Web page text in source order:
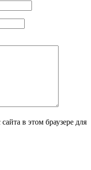
в этом браузере для